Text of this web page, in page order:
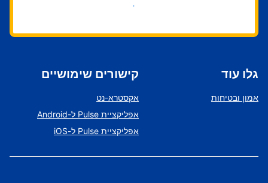
בואו נתחיל
גלו עוד
אמון ובטיחות
קישורים שימושיים
אקסטרא-נט
אפליקציית Pulse ל-Android
אפליקציית Pulse ל-iOS